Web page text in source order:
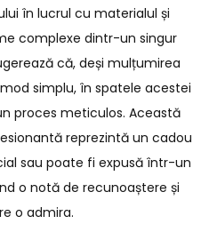
în lucrul cu materialul și
complexe dintr-un singur
că, deși mulțumirea
simplu, în spatele acestei
proces meticulos. Această
reprezintă un cadou
sau poate fi expusă într-un
o notă de recunoaștere și
o admira.